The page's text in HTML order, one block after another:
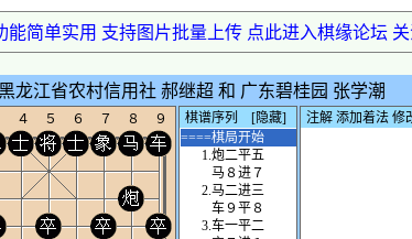
简单实用 支持图片批量上传 点此进入棋缘论坛